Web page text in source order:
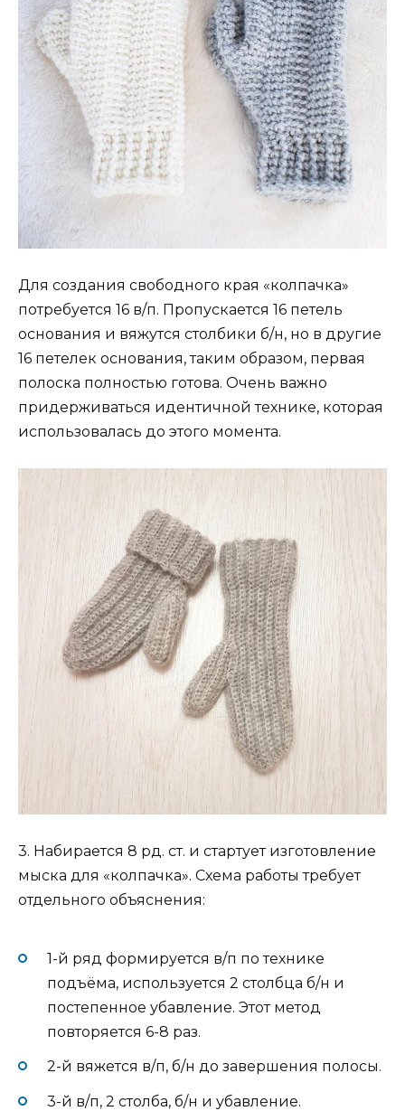
Для создания свободного края «колпачка»
потребуется 16 в/п. Пропускается 16 петель
основания и вяжутся столбики б/н, но в другие
16 петелек основания, таким образом, первая
полоска полностью готова. Очень важно
придерживаться идентичной технике, которая
использовалась до этого момента.
3. Набирается 8 рд. ст. и стартует изготовление
мыска для «колпачка». Схема работы требует
отдельного объяснения:
1-й ряд формируется в/п по технике
подъёма, используется 2 столбца б/н и
постепенное убавление. Этот метод
повторяется 6-8 раз.
2-й вяжется в/п, б/н до завершения полосы.
3-й в/п, 2 столба, б/н и убавление.